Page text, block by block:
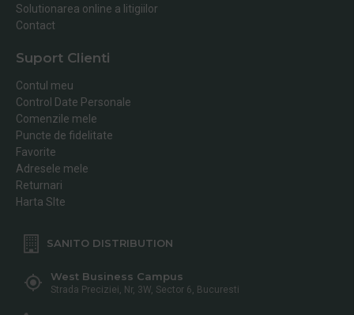
Solutionarea online a litigiilor
Contact
Suport Clienti
Contul meu
Control Date Personale
Comenzile mele
Puncte de fidelitate
Favorite
Adresele mele
Returnari
Harta SIte
SANITO DISTRIBUTION
West Business Campus
Strada Preciziei, Nr, 3W, Sector 6, Bucuresti